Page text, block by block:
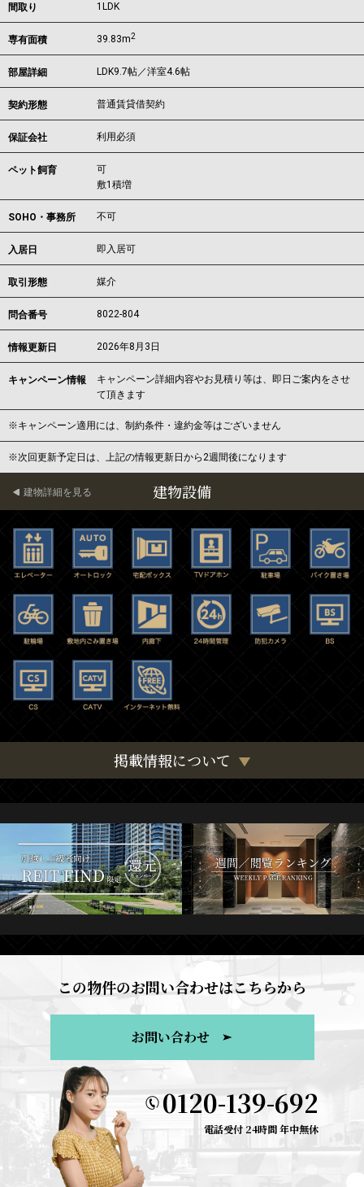
間取り 1LDK
専有面積 39.83m2
部屋詳細 LDK9.7帖／洋室4.6帖
契約形態 普通賃貸借契約
保証会社 利用必須
ペット飼育
可
敷1積増
SOHO・事務所 不可
入居日 即入居可
取引形態 媒介
問合番号 8022-804
情報更新日 2026年8月3日
キャンペーン情報
キャンペーン詳細内容やお見積り等は、即日ご案内をさせ
て頂きます
※キャンペーン適用には、制約条件・違約金等はございません
※次回更新予定日は、上記の情報更新日から2週間後になります
建物設備
建物詳細を見る
掲載情報について
この物件のお問い合わせはこちらから
お問い合わせ
0120-139-692
電話受付 24時間 年中無休